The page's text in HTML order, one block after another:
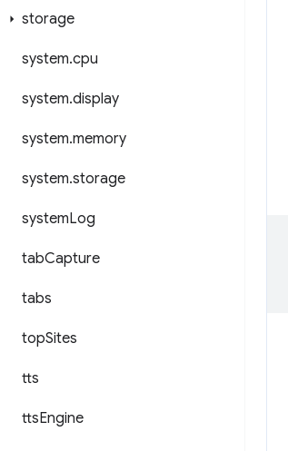
storage
system.cpu
system.display
system.memory
system.storage
systemLog
tabCapture
tabs
topSites
tts
ttsEngine